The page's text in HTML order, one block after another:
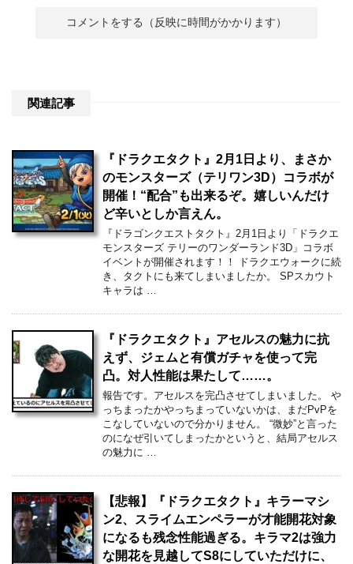
関連記事
『ドラクエタクト』2月1日より、まさか
のモンスターズ（テリワン3D）コラボが
開催！“配合”も出来るぞ。嬉しいんだけ
ど辛いとしか言えん。
『ドラゴンクエストタクト』2月1日より「ドラクエ
モンスターズ テリーのワンダーランド3D」コラボ
イベントが開催されます！！ ドラクエウォークに続
き、タクトにも来てしまいましたか。 SPスカウト
キャラは …
『ドラクエタクト』アセルスの魅力に抗
えず、ジェムと有償ガチャを使って完
凸。対人性能は果たして……。
報告です。アセルスを完凸させてしまいました。 や
っちまったかやっちまっていないかは、まだPvPを
こなしていないので分かりません。 “微妙”と言った
のになぜ引いてしまったかというと、結局アセルス
の魅力に …
【悲報】『ドラクエタクト』キラーマシ
ン2、スライムエンペラーが才能開花対象
になるも残念性能過ぎる。キラマ2は強力
な開花を見越してS8にしていただけに、